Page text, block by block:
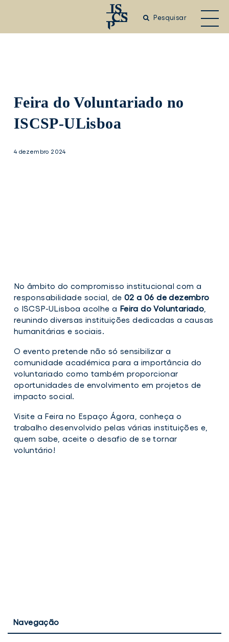
Pesquisar
Feira do Voluntariado no
ISCSP-ULisboa
4 dezembro 2024
No âmbito do compromisso institucional com a
responsabilidade social, de02 a 06 de dezembro
o ISCSP-ULisboa acolhe a Feira do Voluntariado
reunindo diversas instituições dedicadas a causas
humanitárias e sociais.
O evento pretende não só sensibilizar a
comunidade académica para a importância do
voluntariado como também proporcionar
oportunidades de envolvimento em projetos de
impacto social.
Visite a Feira no Espaço Ágora, conheça o
trabalho desenvolvido pelas várias instituições e,
quem sabe, aceite o desafio de se tornar
voluntário!
Navegação